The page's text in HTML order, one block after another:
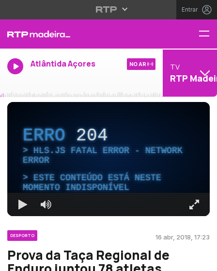
Entrar
Atlântida Açores NO AR TV
RTP
ERRO204
HLS.JS FATAL ERROR - NETWORK
ERROR
ESTE CONTEÚDO ESTÁ NESTE
MOMENTO INDISPONÍVEL
DESPORTO 16 abr, 2018, 17:23
Prova da Taça Regional de